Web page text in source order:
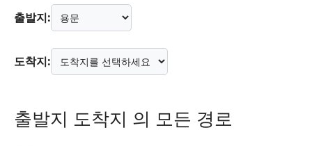
출발지:
도착지:
출발지 도착지 의 모든 경로